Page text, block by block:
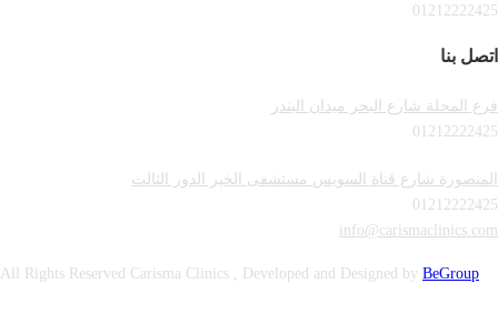
01212222425
اتصل بنا
فرع المحلة شارع البحر ميدان البندر
01212222425
المنصورة شارع قناة السويس مستشفى الخير الدور الثالث
01212222425
info@carismaclinics.com
All Rights Reserved Carisma Clinics , Developed and Designed by BeGroup